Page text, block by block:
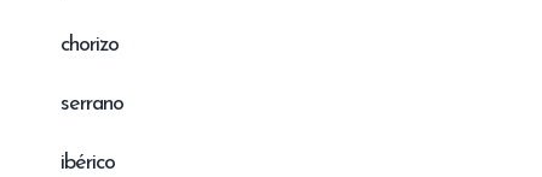
chorizo
serrano
ibérico